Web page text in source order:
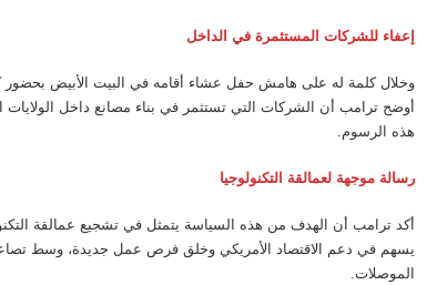
إعفاء للشركات المستثمرة في الداخل
وخلال كلمة له على هامش حفل عشاء أقامه في البيت الأبيض بحضور
أوضح ترامب أن الشركات التي تستثمر في بناء مصانع داخل
هذه الرسوم.
رسالة موجهة لعمالقة التكنولوجيا
أكد ترامب أن الهدف من هذه السياسة يتمثل في تشجيع عمالقة
يسهم في دعم الاقتصاد الأمريكي وخلق فرص عمل جديدة، وسط
الموصلات.